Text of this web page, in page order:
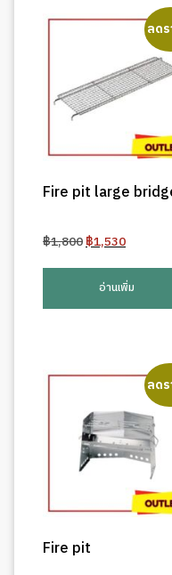
ลด
Fire pit large
฿1,800Original
was:
฿1,800.
฿1,530Current
is:
฿1,530.
อ่านเพิ่ม
ลด
Fire pit